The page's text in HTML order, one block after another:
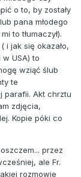
o to, by zostały
pana młodego
to tłumaczył).
i jak się okazało,
USA) to
wziąć ślub
te
parafii. Akt chrztu
zdjęcia,
Kopie póki co
przez
ale Fr.
rozmowie